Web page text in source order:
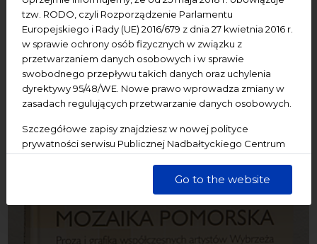
tzw. RODO, czyli Rozporządzenie Parlamentu
Europejskiego i Rady (UE) 2016/679 z dnia 27 kwietnia 2016 r.
w sprawie ochrony osób fizycznych w związku z
przetwarzaniem danych osobowych i w sprawie
swobodnego przepływu takich danych oraz uchylenia
dyrektywy 95/48/WE. Nowe prawo wprowadza zmiany w
zasadach regulujących przetwarzanie danych osobowych.
Szczegółowe zapisy znajdziesz w nowej polityce
prywatności serwisu Publicznej Nadbałtyckiego Centrum
dane są przetwarzane w sposób bezpieczny, z należytą
Go to the website